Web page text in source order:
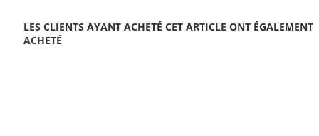
LES CLIENTS AYANT ACHETÉ CET ARTICLE ONT ÉGALEMENT
ACHETÉ